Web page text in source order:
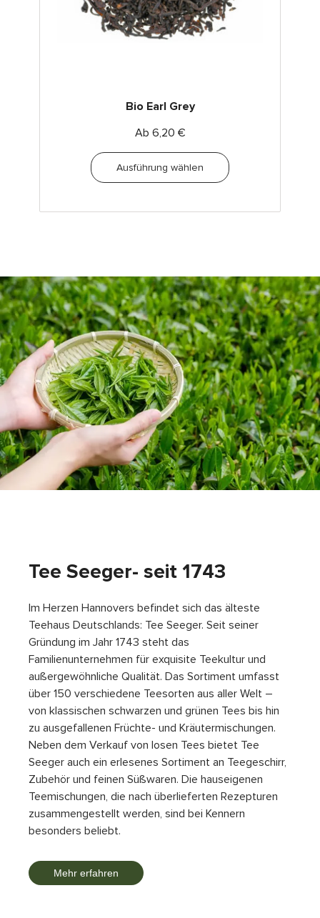
Bio Earl Grey
Ab 6,20 €
Ausführung wählen
Tee Seeger- seit 1743
Im Herzen Hannovers befindet sich das älteste
Teehaus Deutschlands: Tee Seeger. Seit seiner
Gründung im Jahr 1743 steht das
Familienunternehmen für exquisite Teekultur und
außergewöhnliche Qualität. Das Sortiment umfasst
über 150 verschiedene Teesorten aus aller Welt –
von klassischen schwarzen und grünen Tees bis hin
zu ausgefallenen Früchte- und Kräutermischungen.
Neben dem Verkauf von losen Tees bietet Tee
Seeger auch ein erlesenes Sortiment an Teegeschirr,
Zubehör und feinen Süßwaren. Die hauseigenen
Teemischungen, die nach überlieferten Rezepturen
zusammengestellt werden, sind bei Kennern
besonders beliebt.
Mehr erfahren